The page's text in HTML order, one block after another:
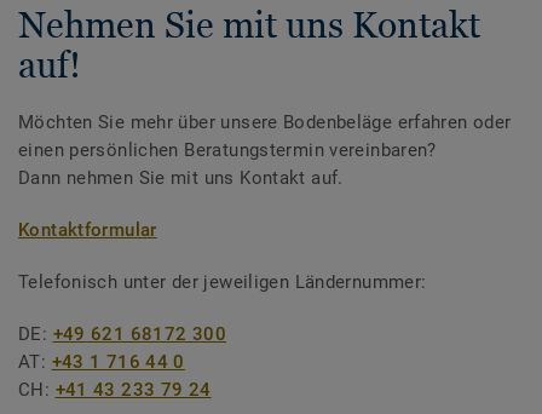
Nehmen Sie mit uns Kontakt
auf!
Möchten Sie mehr über unsere Bodenbeläge erfahren oder
einen persönlichen Beratungstermin vereinbaren?
Dann nehmen Sie mit uns Kontakt auf.
Kontaktformular
Telefonisch unter der jeweiligen Ländernummer:
DE: +49 621 68172 300
AT: +43 1 716 44 0
CH: +41 43 233 79 24